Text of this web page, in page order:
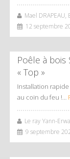
Mael DRAPEAU,
12 septembre
Poêle à bois
« Top »
Installation
au coin du feu !…
Le ray Yann-
9 septembre